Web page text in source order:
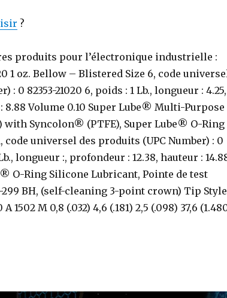
?
produits pour l’électronique industrielle :
1 oz. Bellow – Blistered Size 6, code
: 0 82353-21020 6, poids : 1 Lb., longueur : 4.25,
8.88 Volume 0.10 Super Lube® Multi-Purpose
with Syncolon® (PTFE), Super Lube® O-Ring
code universel des produits (UPC Number) : 0
longueur :, profondeur : 12.38, hauteur :
O-Ring Silicone Lubricant, Pointe de test
299 BH, (self-cleaning 3-point crown) Tip Style
1502 M 0,8 (.032) 4,6 (.181) 2,5 (.098) 37,6